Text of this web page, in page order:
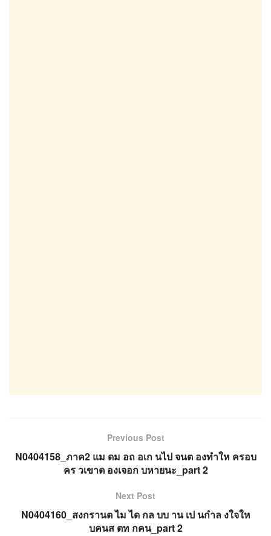
Previous Post
N0404158_ภาค2 แม ดม อถ อเก นไป จนต องทำให ครอบ
คร วเขาต องเจอก บหายนะ_part 2
Next Post
N0404160_สงกรานต ไม ได กล บบ าน เป นกำล งใจให
บคนส ตท กคน_part 2